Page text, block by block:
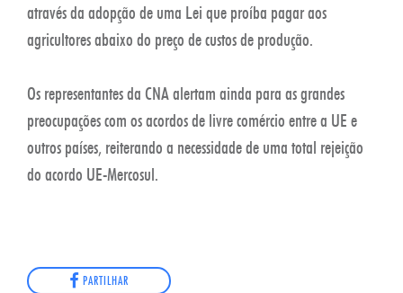
através da adopção de uma Lei que proíba pagar aos
agricultores abaixo do preço de custos de produção.
Os representantes da CNA alertam ainda para as grandes
preocupações com os acordos de livre comércio entre a UE e
outros países, reiterando a necessidade de uma total rejeição
do acordo UE-Mercosul.
PARTILHAR